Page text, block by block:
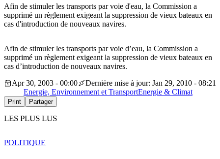
Afin de stimuler les transports par voie d'eau, la Commission a
supprimé un règlement exigeant la suppression de vieux bateaux en
cas d'introduction de nouveaux navires.
Afin de stimuler les transports par voie d’eau, la Commission a
supprimé un règlement exigeant la suppression de vieux bateaux en
cas d’introduction de nouveaux navires.
Apr 30, 2003 - 00:00
Dernière mise à jour: Jan 29, 2010 - 08:21
Energie, Environnement et TransportEnergie & Climat
Print Partager
LES PLUS LUS
POLITIQUE